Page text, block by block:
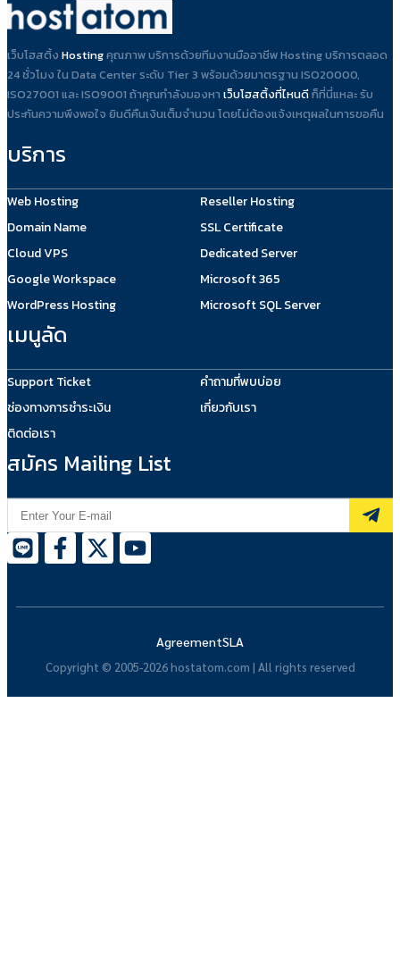
เว็บโฮสติ้ง Hostingคุณภาพ บริการด้วยทีมงานมืออาชีพ Hosting บริการตลอด
24 ชั่วโมง ใน Data Center ระดับ Tier 3 พร้อมด้วยมาตรฐาน ISO20000,
ISO27001 และ ISO9001 ถ้าคุณกำลังมองหา เว็บโฮสติ้งที่ไหนดีก็ที่นี่แหละ รับ
ประกันความพึงพอใจ ยินดีคืนเงินเต็มจำนวน โดยไม่ต้องแจ้งเหตุผลในการขอคืน
บริการ
Web Hosting
Domain Name
Cloud VPS
Google Workspace
WordPress Hosting
Reseller Hosting
SSL Certificate
Dedicated Server
Microsoft 365
Microsoft SQL Server
เมนูลัด
Support Ticket
ช่องทางการชำระเงิน
ติดต่อเรา
คำถามที่พบบ่อย
เกี่ยวกับเรา
สมัคร Mailing List
Copyright © 2005-2026 hostatom.com | All rights reserved
AgreementSLA